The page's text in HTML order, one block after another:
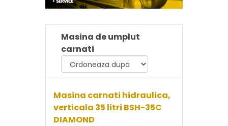
Masina de umplut
carnati
Masina carnati hidraulica,
verticala 35 litri BSH-35C
DIAMOND